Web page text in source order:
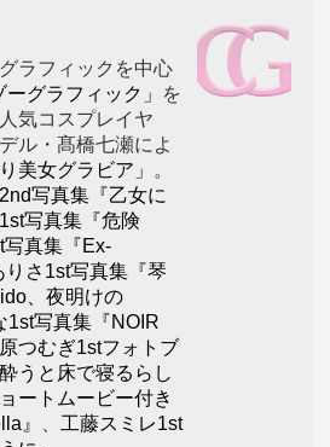
ラフィックを中心
ーグラフィック」
を
気コスプレイヤ
ル・髙橋七瀬によ
美女グラビア」
。
写真集『乙女に
写真集『危険
真集『Ex-
りさ1st写真集『琴
、夜明けの
1st写真集『NOIR
原つむぎ1stフォトブ
うと床で寝るらし
ートムービー付き
』
工藤スミレ1st